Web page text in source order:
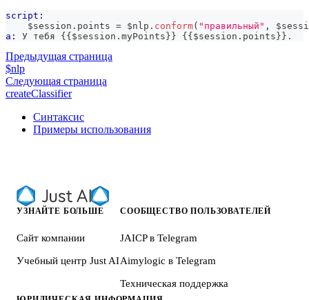
script:
    $session
. points = $nlp . conform( "правильный" ,
a:
У тебя {{ $session . myPoints }} {{ $session . points }} .
Предыдущая страница
$nlp
Следующая страница
createClassifier
Синтаксис
Примеры использования
УЗНАЙТЕ БОЛЬШЕ
Сайт компании
Учебный центр Just AI
СООБЩЕСТВО ПОЛЬЗОВАТЕЛЕЙ
JAICP в Telegram
Aimylogic в Telegram
Техническая поддержка